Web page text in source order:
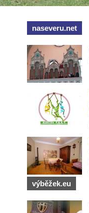
naseveru.net
výběžek.eu